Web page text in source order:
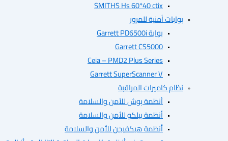
SMITHS Hs 60*40 ctix
بوابات أمنية للمرور
Garrett CS5000
Ceia – PMD2 Plus Series
Garrett SuperScanner V
نظام كاميرات المراقبة
أنظمة بوش للأمن والسلامة
أنظمة بيلكو للأمن والسلامة
أنظمة هيكفيجن للأمن والسلامة